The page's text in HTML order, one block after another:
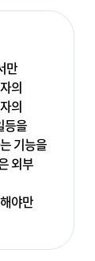
만
의
의
등을
기능을
외부
야만